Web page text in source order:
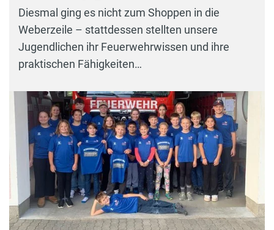
Diesmal ging es nicht zum Shoppen in die
Weberzeile – stattdessen stellten unsere
Jugendlichen ihr Feuerwehrwissen und ihre
praktischen Fähigkeiten…